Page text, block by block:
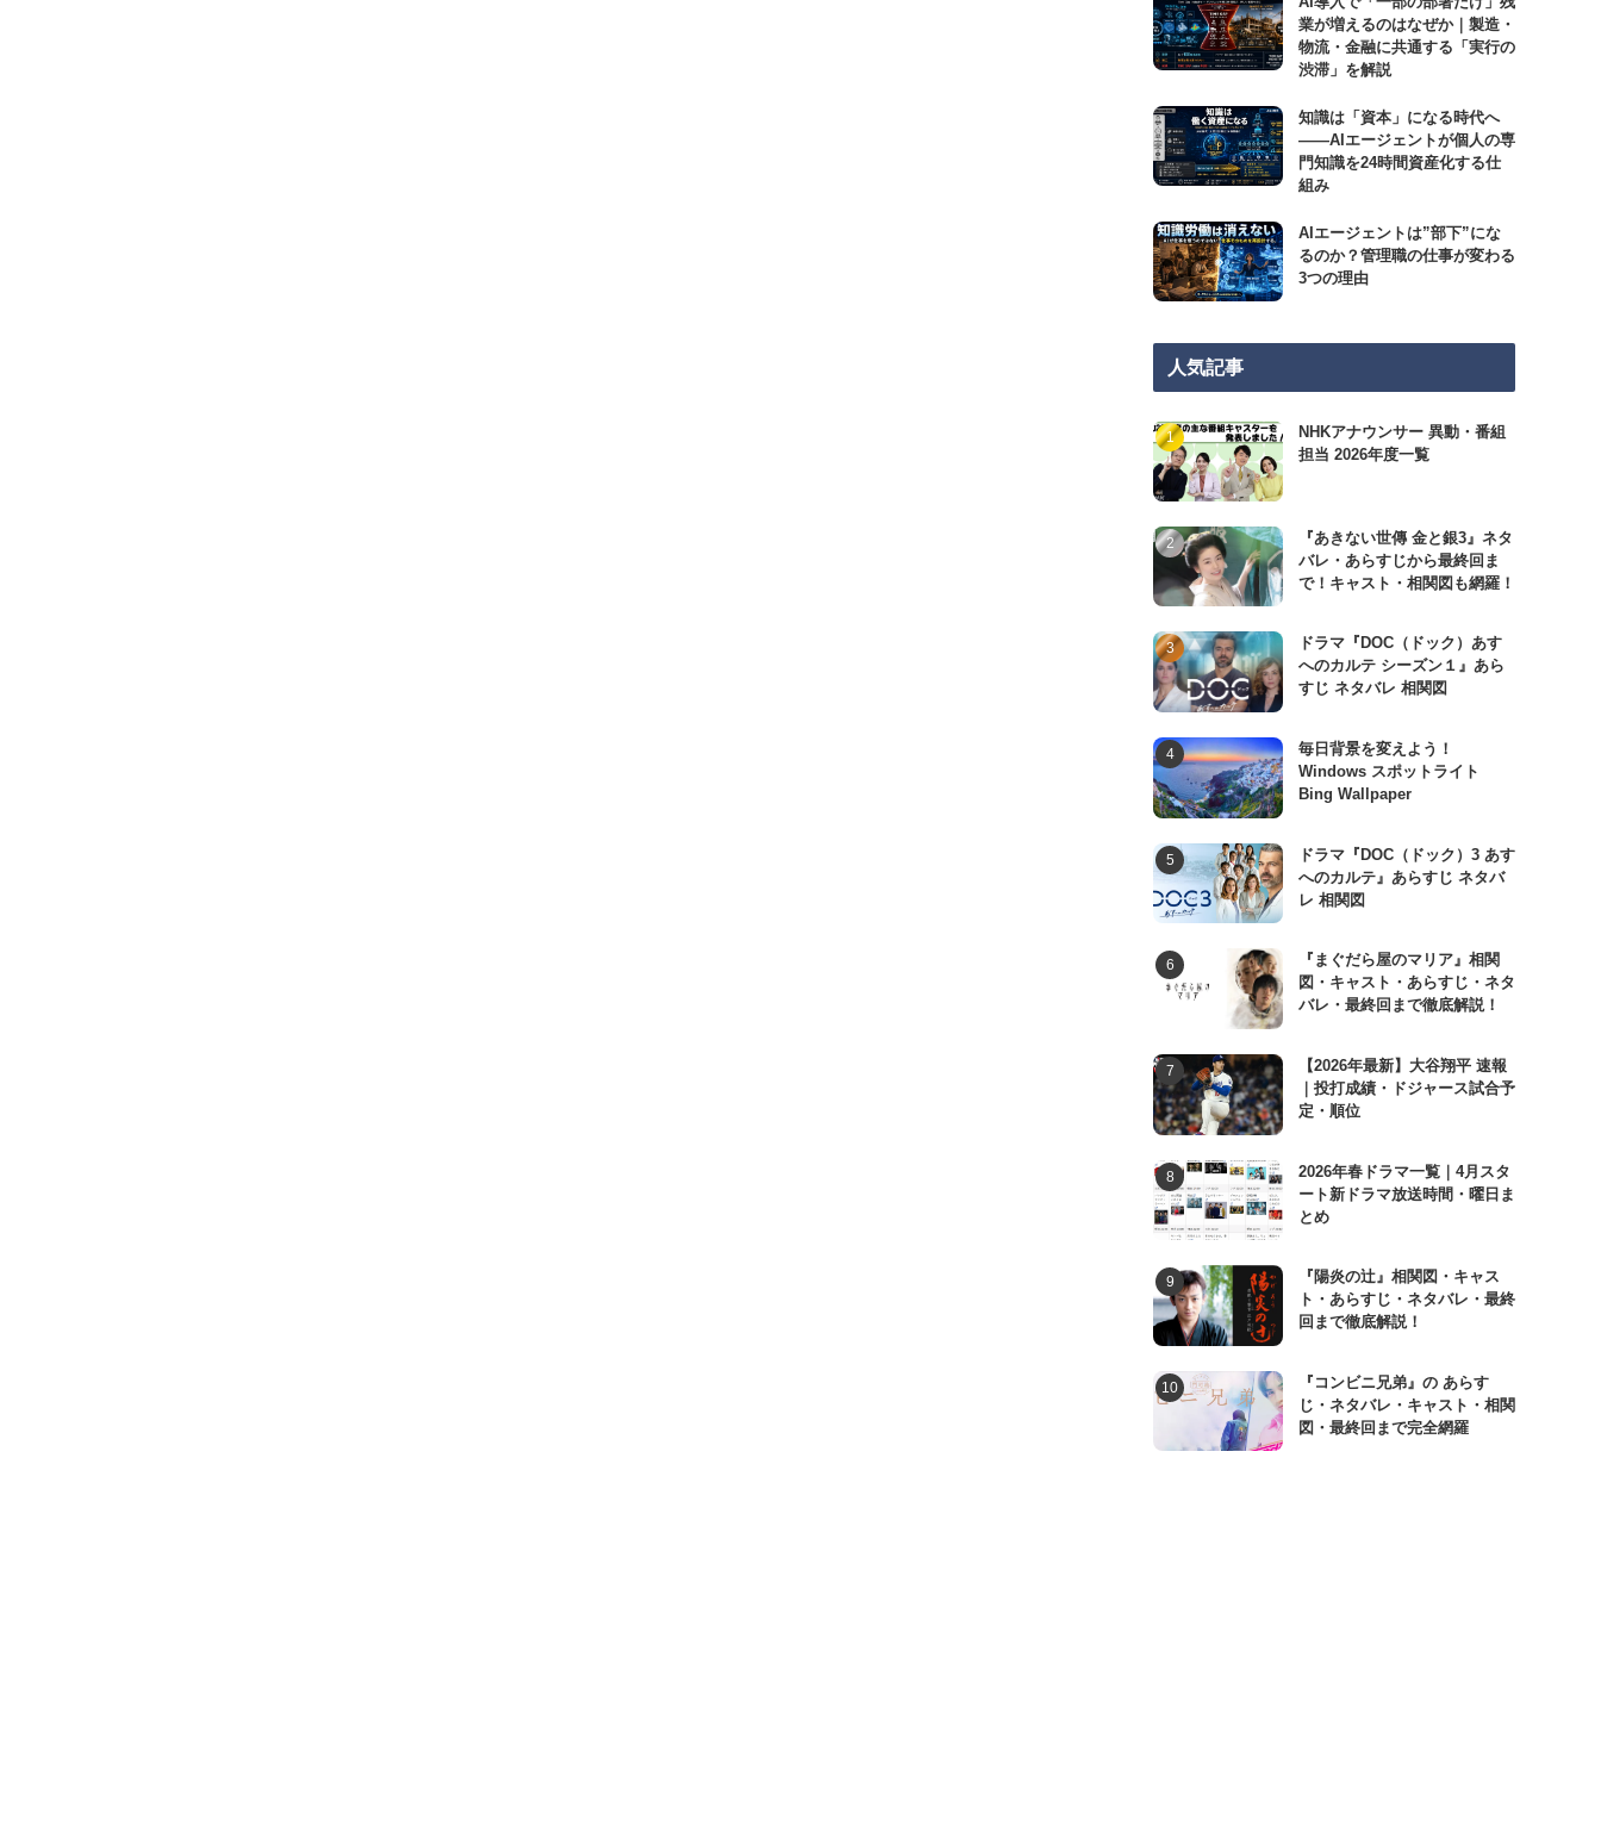
業が増えるのはなぜか｜製造・
物流・金融に共通する「実行の
渋滞」を解説
知識は「資本」になる時代へ
——AIエージェントが個人の専
門知識を24時間資産化する仕
組み
AIエージェントは”部下”にな
るのか？管理職の仕事が変わる
3つの理由
人気記事
NHKアナウンサー 異動・番組
担当 2026年度一覧
『あきない世傳 金と銀3』ネタ
バレ・あらすじから最終回ま
で！キャスト・相関図も網羅！
ドラマ『DOC（ドック）あす
へのカルテ シーズン１』あら
すじ ネタバレ 相関図
毎日背景を変えよう！
Windows スポットライト
Bing Wallpaper
ドラマ『DOC（ドック）3 あす
へのカルテ』あらすじ ネタバ
レ 相関図
『まぐだら屋のマリア』相関
図・キャスト・あらすじ・ネタ
バレ・最終回まで徹底解説！
【2026年最新】大谷翔平 速報
｜投打成績・ドジャース試合予
定・順位
2026年春ドラマ一覧｜4月スタ
ート新ドラマ放送時間・曜日ま
とめ
『陽炎の辻』相関図・キャス
ト・あらすじ・ネタバレ・最終
回まで徹底解説！
『コンビニ兄弟』の あらす
じ・ネタバレ・キャスト・相関
図・最終回まで完全網羅